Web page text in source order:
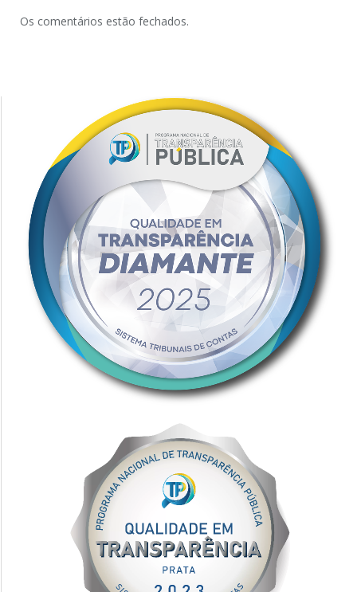
Os comentários estão fechados.